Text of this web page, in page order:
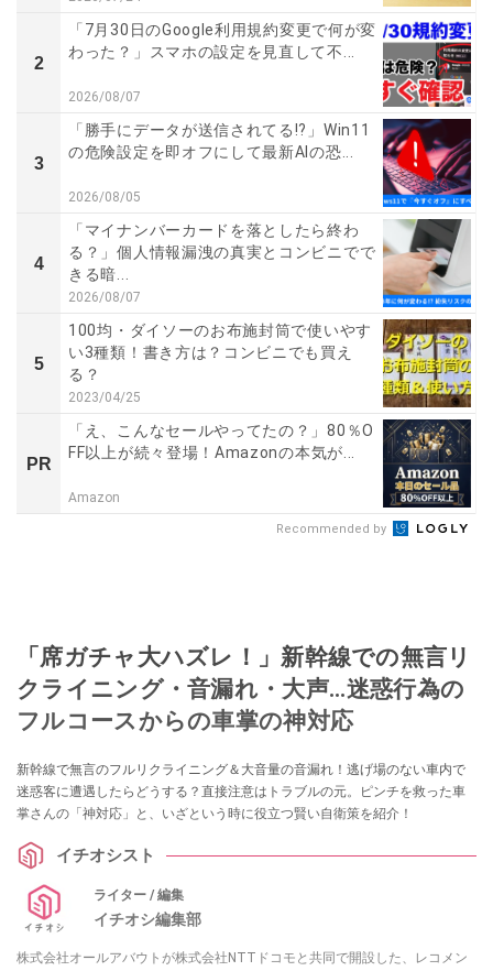
2
「7月30日のGoogle利用規約変更で何が変
わった？」スマホの設定を見直して不...
2026/08/07
3
「勝手にデータが送信されてる!?」Win11
の危険設定を即オフにして最新AIの恐...
2026/08/05
4
「マイナンバーカードを落としたら終わ
る？」個人情報漏洩の真実とコンビニでで
きる暗...
2026/08/07
5
100均・ダイソーのお布施封筒で使いやす
い3種類！書き方は？コンビニでも買え
る？
2023/04/25
PR
「え、こんなセールやってたの？」80％O
FF以上が続々登場！Amazonの本気が...
Amazon
Recommended by
「席ガチャ大ハズレ！」新幹線での無言リ
クライニング・音漏れ・大声...迷惑行為の
フルコースからの車掌の神対応
新幹線で無言のフルリクライニング＆大音量の音漏れ！逃げ場のない車内で
迷惑客に遭遇したらどうする？直接注意はトラブルの元。ピンチを救った車
掌さんの「神対応」と、いざという時に役立つ賢い自衛策を紹介！
イチオシスト
ライター / 編集
イチオシ編集部
株式会社オールアバウトが株式会社NTTドコモと共同で開設した、レコメン